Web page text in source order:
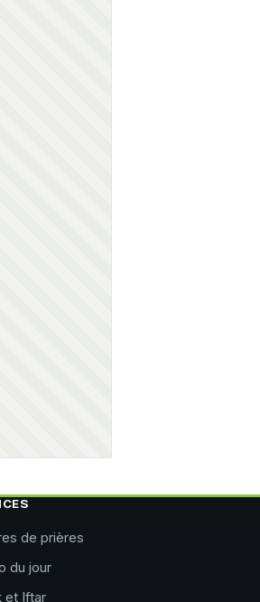
de prières
du jour
et Iftar